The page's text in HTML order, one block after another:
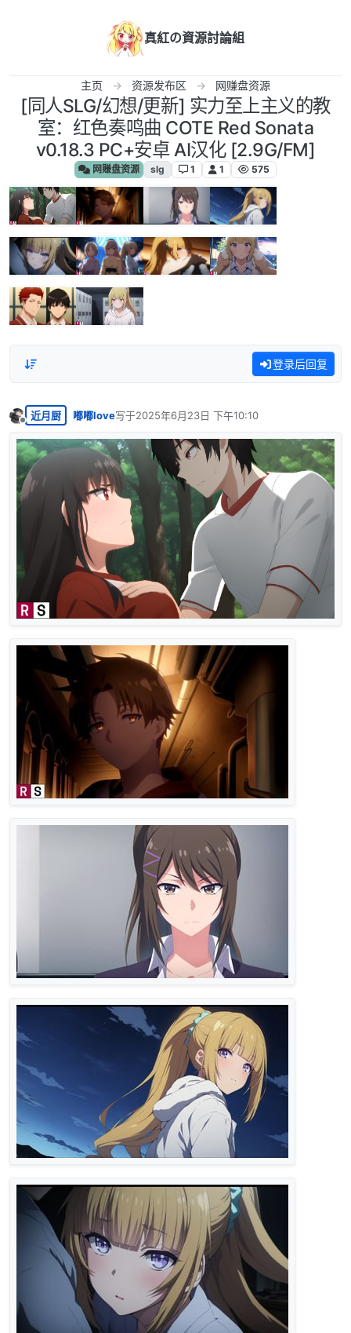
真紅の資源討論組
主页 资源发布区 网赚盘资源
[同人SLG/幻想/更新] 实力至上主义的教
室：红色奏鸣曲 COTE Red Sonata
v0.18.3 PC+安卓 AI汉化 [2.9G/FM]
网赚盘资源 slg 1 1 575
登录后回复
离线
近月厨 嘟嘟love写于2025年6月23日 下午10:10
最后由 编辑